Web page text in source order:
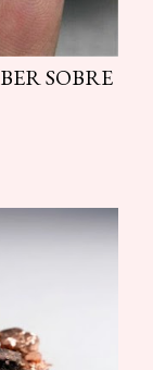
SOBRE